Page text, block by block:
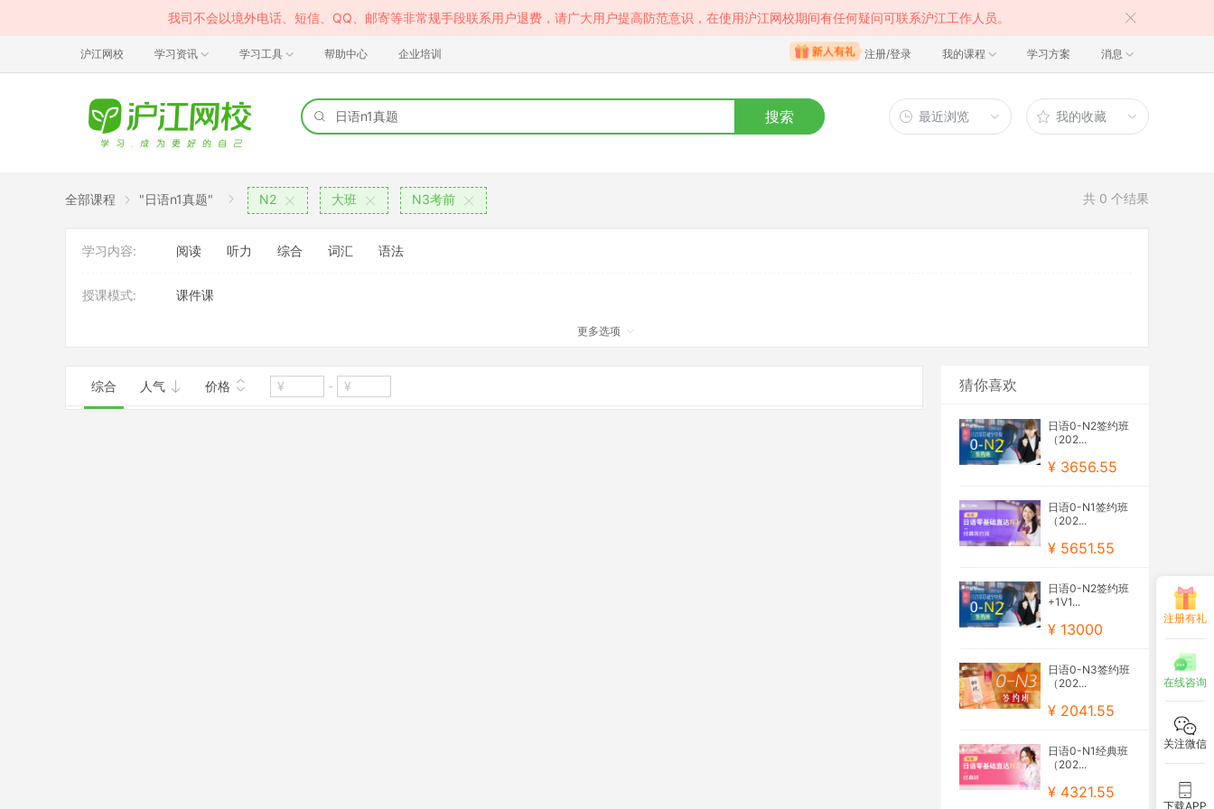
我司不会以境外电话、短信、QQ、邮寄等非常规手段联系用户退费，请广大用户提高防范意识，在使用沪江网校期间有任何疑问可联系沪江工作人员。
沪江网校 学习资讯 学习工具 帮助中心 企业培训 注册/登录 我的课程 学习方案 消息
搜索 最近浏览 我的收藏
全部课程 "日语n1真题" N2 大班 N3考前 共 0 个结果
学习内容: 阅读 听力 综合 词汇 语法
授课模式: 课件课
更多选项
综合 人气 价格 - 猜你喜欢
日语0-N2签约班
（202...
¥ 3656.55
日语0-N1签约班
（202...
¥ 5651.55
日语0-N2签约班
+1V1...
¥ 13000
日语0-N3签约班
（202...
¥ 2041.55
日语0-N1经典班
（202...
¥ 4321.55
注册有礼
在线咨询
关注微信
下载APP